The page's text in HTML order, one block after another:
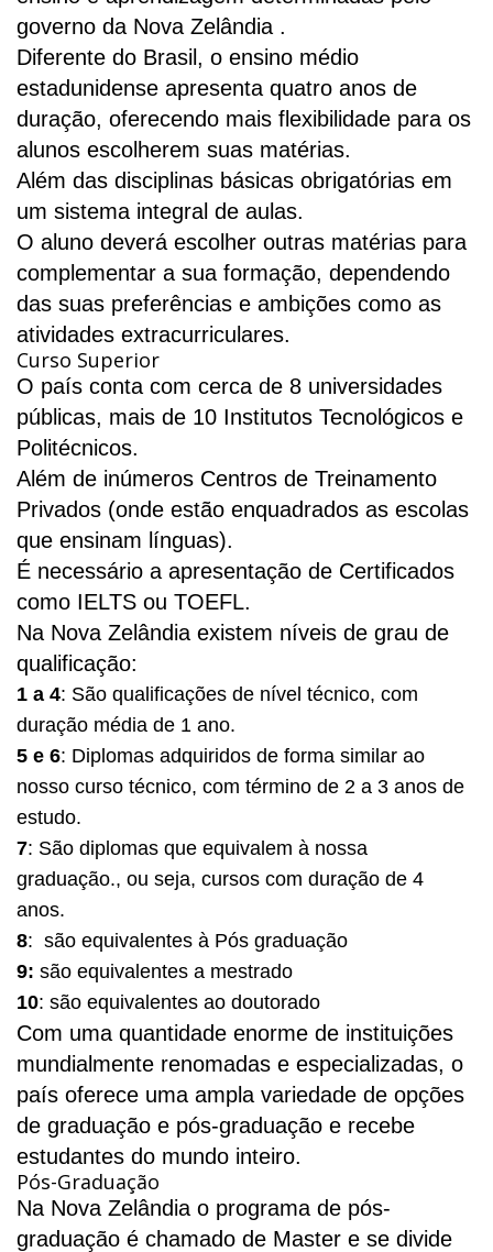
governo da Nova Zelândia .
Diferente do Brasil, o ensino médio
estadunidense apresenta quatro anos de
duração, oferecendo mais flexibilidade para os
alunos escolherem suas matérias.
Além das disciplinas básicas obrigatórias em
um sistema integral de aulas.
O aluno deverá escolher outras matérias para
complementar a sua formação, dependendo
das suas preferências e ambições como as
atividades extracurriculares.
Curso Superior
O país conta com cerca de 8 universidades
públicas, mais de 10 Institutos Tecnológicos e
Politécnicos.
Além de inúmeros Centros de Treinamento
Privados (onde estão enquadrados as escolas
que ensinam línguas).
É necessário a apresentação de Certificados
como IELTS ou TOEFL.
Na Nova Zelândia existem níveis de grau de
qualificação:
1 a 4: São qualificações de nível técnico, com
duração média de 1 ano.
5 e 6: Diplomas adquiridos de forma similar ao
nosso curso técnico, com término de 2 a 3 anos de
estudo.
7: São diplomas que equivalem à nossa
graduação., ou seja, cursos com duração de 4
anos.
8: são equivalentes à Pós graduação
9: são equivalentes a mestrado
10: são equivalentes ao doutorado
Com uma quantidade enorme de instituições
mundialmente renomadas e especializadas, o
país oferece uma ampla variedade de opções
de graduação e pós-graduação e recebe
estudantes do mundo inteiro.
Pós-Graduação
Na Nova Zelândia o programa de pós-
graduação é chamado de Master e se divide